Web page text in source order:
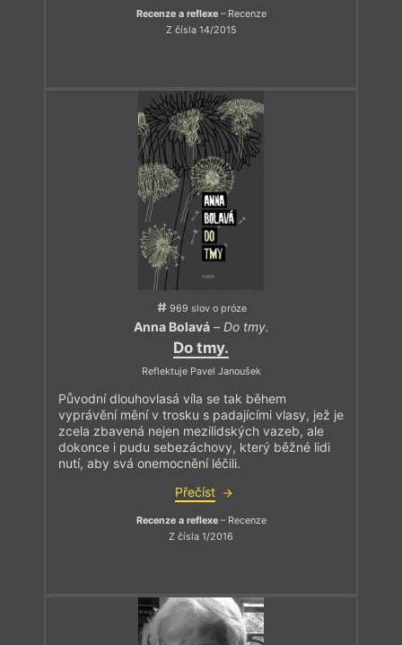
Recenze a reflexe– Recenze
Z čísla 14/2015
969 slov o próze
Anna Bolavá– Do tmy.
Do tmy.
Reflektuje Pavel Janoušek
Původní dlouhovlasá víla se tak během
vyprávění mění v trosku s padajícími vlasy, jež je
zcela zbavená nejen mezilidských vazeb, ale
dokonce i pudu sebezáchovy, který běžné lidi
nutí, aby svá onemocnění léčili.
Přečíst
Recenze a reflexe– Recenze
Z čísla 1/2016